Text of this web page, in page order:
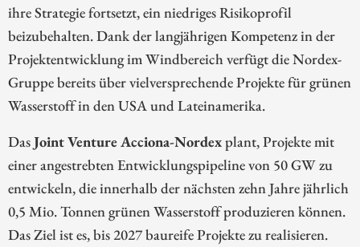
ihre Strategie fortsetzt, ein niedriges Risikoprofil
beizubehalten. Dank der langjährigen Kompetenz in der
Projektentwicklung im Windbereich verfügt die Nordex-
Gruppe bereits über vielversprechende Projekte für grünen
Wasserstoff in den USA und Lateinamerika.
DasJoint Venture Acciona-Nordexplant, Projekte mit
einer angestrebten Entwicklungspipeline von 50 GW zu
entwickeln, die innerhalb der nächsten zehn Jahre jährlich
0,5 Mio. Tonnen grünen Wasserstoff produzieren können.
Das Ziel ist es, bis 2027 baureife Projekte zu realisieren.